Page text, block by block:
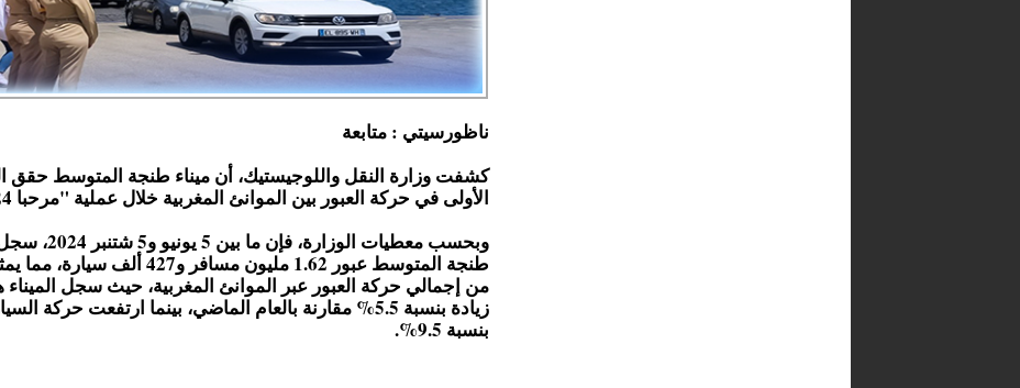
ناظورسيتي : متابعة
كشفت وزارة النقل واللوجيستيك، أن ميناء طنجة المتوسط حقق
الأولى في حركة العبور بين الموانئ المغربية خلال عملية "مرحبا 2024."
وبحسب معطيات الوزارة، فإن ما
من إجمالي حركة العبور عبر الموانئ المغربية، حيث سجل الميناء
زيادة بنسبة 5.5% مقارنة بالعام الماضي، بينما ارتفعت حركة
بنسبة 9.5%.